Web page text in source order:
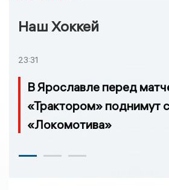
Наш Хоккей
23:31
В Ярославле перед
«Трактором» поднимут
«Локомотива»